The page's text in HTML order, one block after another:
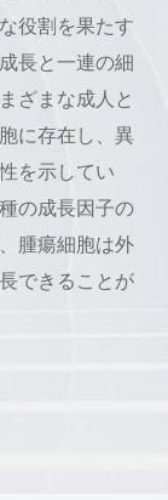
役割を果たす
長と一連の細
ざまな成人と
に存在し、異
を示してい
の成長因子の
腫瘍細胞は外
できることが